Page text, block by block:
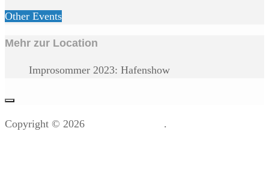
Other Events
Mehr zur Location
Improsommer 2023: Hafenshow
Copyright © 2026 .